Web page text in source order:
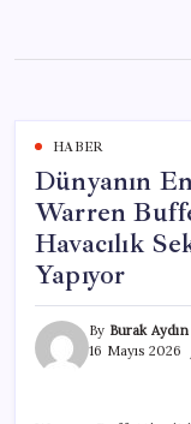
content
HABER
Dünyanın
Warren
Havacılık
Yapıyor
By Burak Aydın
16 Mayıs 2026